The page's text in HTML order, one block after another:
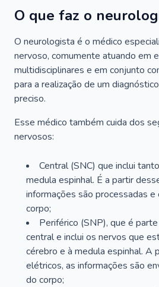
O que faz o
O neurologista é o médico
nervoso, comumente atuando em
multidisciplinares e em conjunto
para a realização de um
preciso.
Esse médico também cuida dos
nervosos:
Central (SNC) que inclui
medula espinhal. É a partir
informações são processadas
corpo;
Periférico (SNP), que é
central e inclui os nervos que
cérebro e à medula espinhal. A
elétricos, as informações são
do corpo;